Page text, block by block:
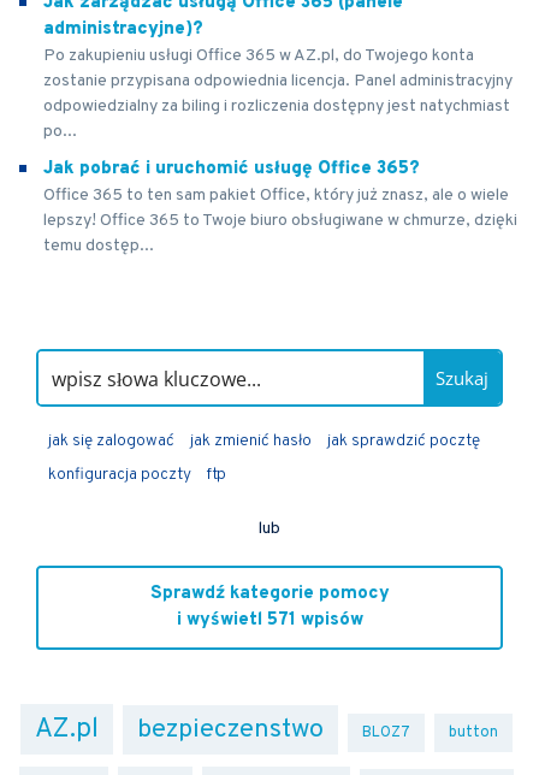
administracyjne)?
Po zakupieniu usługi Office 365 w AZ.pl, do Twojego konta
zostanie przypisana odpowiednia licencja. Panel administracyjny
odpowiedzialny za biling i rozliczenia dostępny jest natychmiast
po...
Jak pobrać i uruchomić usługę Office 365?
Office 365 to ten sam pakiet Office, który już znasz, ale o wiele
lepszy! Office 365 to Twoje biuro obsługiwane w chmurze, dzięki
temu dostęp...
Szukaj
jak się zalogować jak zmienić hasło
jak sprawdzić pocztę
konfiguracja poczty
ftp
lub
Sprawdź kategorie pomocy
i wyświetl 571 wpisów
AZ.pl bezpieczenstwo BLOZ7 button